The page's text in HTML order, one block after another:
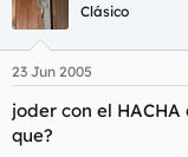
Clásico
23 Jun 2005
joder con el HACHA
que?